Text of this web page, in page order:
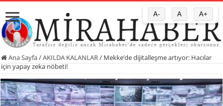
Ana Sayfa/AKILDA KALANLAR / Mekke’de dijitalleşme artıyor: Hacılar
için yapay zeka nöbeti!
A- A A+